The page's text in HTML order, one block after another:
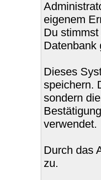
eigenem
Du
Datenbank
Dieses
speichern.
sondern
verwendet.
Durch das
zu.